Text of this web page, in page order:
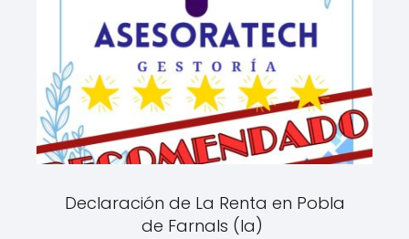
Declaración de La Renta en Pobla
de Farnals (la)